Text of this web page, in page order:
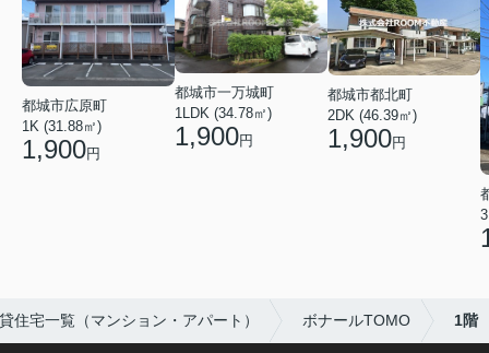
都城市広原町
1K (31.88㎡)
1,900円
都城市一万城町
1LDK (34.78㎡)
1,900円
都城市都北町
2DK (46.39㎡)
1,900円
住宅一覧（マンション・アパート） ボナールTOMO 1階